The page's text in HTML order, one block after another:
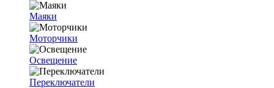
Маяки
Моторчики
Освещение
Переключатели